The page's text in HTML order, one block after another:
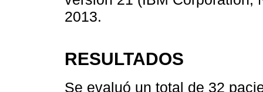
2013.
RESULTADOS
Se evaluó un total de 32